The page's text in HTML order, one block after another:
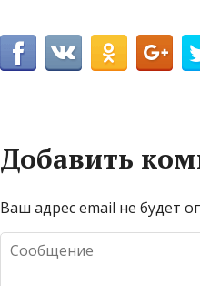
Добавить
Ваш адрес email не будет